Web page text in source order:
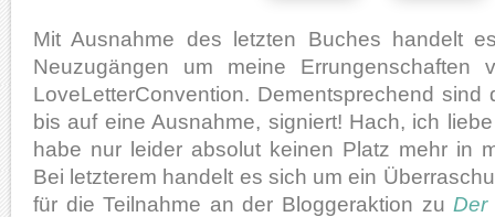
Mit Ausnahme des letzten Buches handelt
Neuzugängen um meine Errungenschaften
LoveLetterConvention. Dementsprechend sind
bis auf eine Ausnahme, signiert! Hach, ich
habe nur leider absolut keinen Platz mehr in
Bei letzterem handelt es sich um ein
für die Teilnahme an der Bloggeraktion zu Der